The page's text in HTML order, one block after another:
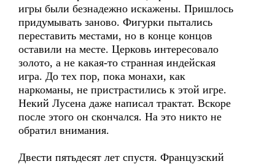
игры были безнадежно искажены. Пришлось
придумывать заново. Фигурки пытались
переставить местами, но в конце концов
оставили на месте. Церковь интересовало
золото, а не какая-то странная индейская
игра. До тех пор, пока монахи, как
наркоманы, не пристрастились к этой игре.
Некий Лусена даже написал трактат. Вскоре
после этого он скончался. На это никто не
обратил внимания.
Двести пятьдесят лет спустя. Французский